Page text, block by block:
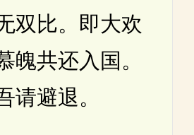
双比。即大欢
魄共还入国。
请避退。